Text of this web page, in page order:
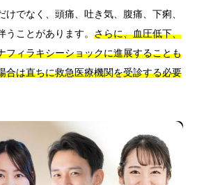
でなく、頭痛、吐き気、腹痛、下痢、
ことがあります。 さらに、血圧低下、
フィラキシーショックに進展することも
合は直ちに救急医療機関を受診する必要